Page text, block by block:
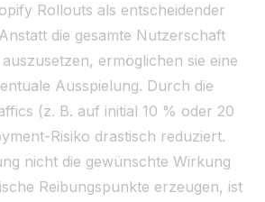
Rollouts als entscheidender
die gesamte Nutzerschaft
ermöglichen sie eine
Ausspielung. Durch die
(z. B. auf initial 10 % oder 20
Risiko drastisch reduziert.
nicht die gewünschte Wirkung
Reibungspunkte erzeugen, ist